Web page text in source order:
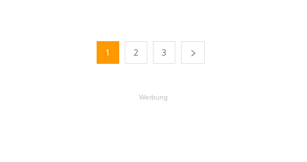
1 2 3
Werbung